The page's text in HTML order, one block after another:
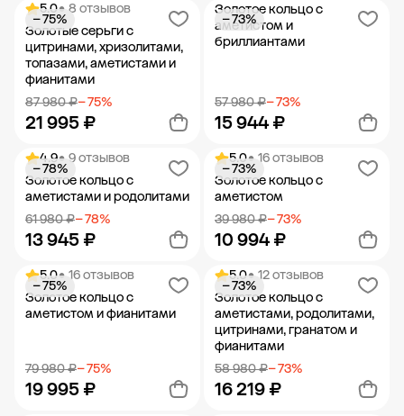
Добавить в корзину Добавить в корзину
5.0• 8 отзывов
Золотые серьги с
цитринами, хризолитами,
топазами, аметистами и
фианитами
87 980 ₽− 75%
21 995 ₽
− 75%
Добавить в корзину
Золотое кольцо с
аметистом и
бриллиантами
57 980 ₽− 73%
15 944 ₽
− 73%
Добавить в корзину
4.9• 9 отзывов
Золотое кольцо с
аметистами и родолитами
61 980 ₽− 78%
13 945 ₽
− 78%
Добавить в корзину
5.0• 16 отзывов
Золотое кольцо с
аметистом
39 980 ₽− 73%
10 994 ₽
− 73%
Добавить в корзину
5.0• 16 отзывов
Золотое кольцо с
аметистом и фианитами
79 980 ₽− 75%
19 995 ₽
− 75%
5.0• 12 отзывов
Золотое кольцо с
аметистами, родолитами,
цитринами, гранатом и
фианитами
58 980 ₽− 73%
16 219 ₽
− 73%